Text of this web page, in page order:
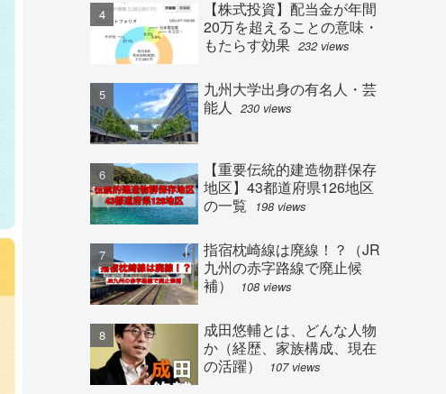
【株式投資】配当金が年間
20万を超えることの意味・
もたらす効果 232 views
九州大学出身の有名人・芸
能人
230 views
【重要伝統的建造物群保存
地区】43都道府県126地区
の一覧
198 views
指宿枕崎線は廃線！？（JR
九州の赤字路線で廃止候
補）
108 views
成田悠輔とは、どんな人物
か（経歴、家族構成、現在
の活躍）
107 views